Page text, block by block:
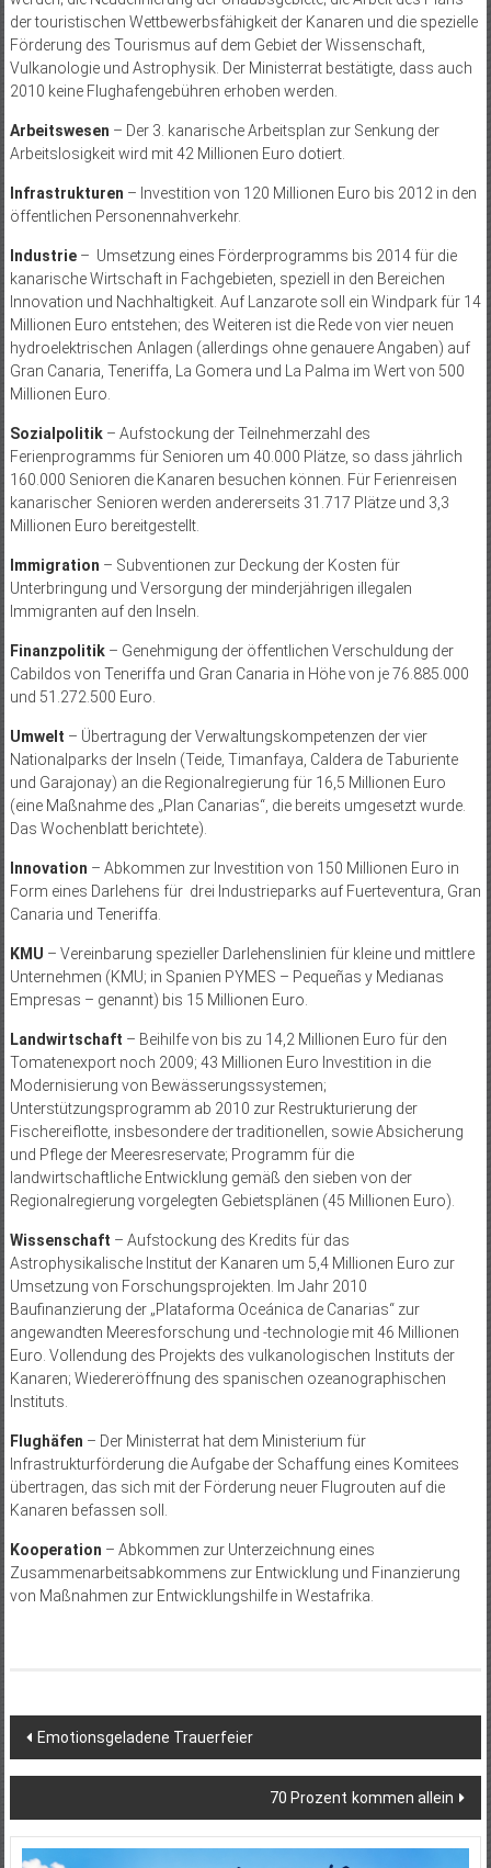
der touris­tischen Wettbewerbsfähigkeit der Kanaren und die spezielle
Förderung des Tourismus auf dem Gebiet der Wissenschaft,
Vulkanologie und Astrophysik. Der Ministerrat bestätigte, dass auch
2010 keine Flughafengebühren erhoben werden.
Arbeitswesen – Der 3. kanarische Arbeitsplan zur Senkung der
Arbeitslosigkeit wird mit 42 Millionen Euro dotiert.
Infrastrukturen – Inves­tition von 120 Millionen Euro bis 2012 in den
öffentlichen Personennahverkehr.
Industrie– Umsetzung eines Förderprogramms bis 2014 für die
kanarische Wirtschaft in Fachgebieten, speziell in den Bereichen
Innovation und Nachhaltigkeit. Auf Lanzarote soll ein Windpark für 14
Millionen Euro entstehen; des Weiteren ist die Rede von vier neuen
hydroelektrischen Anlagen (allerdings ohne genauere Angaben) auf
Gran Canaria, Teneriffa, La Gomera und La Palma im Wert von 500
Millionen Euro.
Sozialpolitik– Aufstockung der Teilnehmerzahl des
Ferienprogramms für Senioren um 40.000 Plätze, so dass jährlich
160.000 Senioren die Kanaren besuchen können. Für Ferienreisen
kanarischer Se­nioren werden andererseits 31.717 Plätze und 3,3
Millionen Euro bereitgestellt.
Immigration – Subventionen zur Deckung der Kosten für
Unterbringung und Versorgung der minderjährigen illegalen
Immigranten auf den Inseln.
Finanzpolitik– Genehmigung der öffentlichen Verschuldung der
Cabildos von Teneriffa und Gran Canaria in Höhe von je 76.885.000
und 51.272.500 Euro.
Umwelt – Übertragung der Verwaltungskompetenzen der vier
Nationalparks der Inseln (Teide, Timanfaya, Cal­dera de Taburiente
und Garajonay) an die Regionalregierung für 16,5 Millionen Euro
(eine Maßnahme des „Plan Canarias“, die bereits umgesetzt wurde.
Das Wochenblatt berichtete).
Innovation – Abkommen zur Investition von 150 Millionen Euro in
Form eines Darlehens für drei Industrieparks auf Fuerteventura, Gran
Canaria und Teneriffa.
KMU – Vereinbarung spezieller Darlehenslinien für kleine und mittlere
Unternehmen (KMU; in Spanien PYMES – Pequeñas y Medianas
Empresas – genannt) bis 15 Millionen Euro.
Landwirtschaft – Beihilfe von bis zu 14,2 Millionen Euro für den
Tomatenexport noch 2009; 43 Millionen Euro Investition in die
Modernisierung von Bewässerungssystemen;
Unterstützungsprogramm ab 2010 zur Restrukturierung der
Fischereiflotte, insbesondere der traditionellen, sowie Absicherung
und Pflege der Meeresreservate; Programm für die
landwirtschaftliche Entwicklung gemäß den sieben von der
Regionalregierung vorgelegten Gebietsplänen (45 Millionen Euro).
Wissenschaft – Aufstockung des Kredits für das
Astrophysikalische Institut der Kanaren um 5,4 Millionen Euro zur
Umsetzung von Forschungsprojekten. Im Jahr 2010
Baufinanzierung der „Plataforma Oceánica de Canarias“ zur
angewandten Meeresforschung und -technologie mit 46 Millionen
Euro. Vollendung des Projekts des vulkanologischen Instituts der
Kanaren; Wiedereröffnung des spanischen ozeanographischen
Instituts.
Flughäfen – Der Minis­terrat hat dem Ministerium für
Infrastrukturförderung die Aufgabe der Schaffung eines Komitees
übertragen, das sich mit der Förderung neuer Flug­routen auf die
Kanaren befassen soll.
Kooperation – Abkommen zur Unterzeichnung eines
Zusammenarbeitsabkommens zur Entwicklung und Finanzierung
von Maßnahmen zur Entwicklungshilfe in Westafrika.
Beitragsnavigation
Emotionsgeladene Trauerfeier
70 Prozent kommen allein